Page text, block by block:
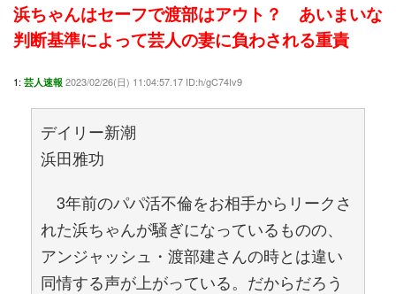
浜ちゃんはセーフで渡部はアウト？ あいまいな
判断基準によって芸人の妻に負わされる重責
1: 芸人速報 2023/02/26(日) 11:04:57.17 ID:h/gC74Iv9
デイリー新潮
浜田雅功
3年前のパパ活不倫をお相手からリークさ
れた浜ちゃんが騒ぎになっているものの、
アンジャッシュ・渡部建さんの時とは違い
同情する声が上がっている。だからだろう